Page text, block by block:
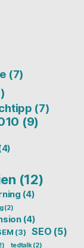
(7)
(7)
(9)
(12)
(4)
(2)
(4)
(3) SEO (5)
tedtalk(2)